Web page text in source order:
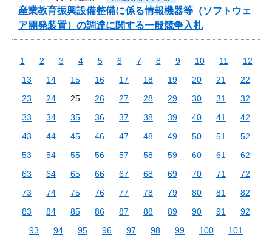
産業教育振興設備整備に係る情報機器等（ソフトウェ
ア開発装置）の調達に関する一般競争入札
1 2 3 4 5 6 7 8 9 10 11
12
13
14 15 16 17 18 19 20 21
22
23
24 25 26 27 28 29 30 31
32
33
34 35 36 37 38 39 40 41
42
43
44 45 46 47 48 49 50 51
52
53
54 55 56 57 58 59 60 61
62
63
64 65 66 67 68 69 70 71
72
73
74 75 76 77 78 79 80 81
82
83
84 85 86 87 88 89 90 91
92
93
94 95 96 97 98 99 100
101